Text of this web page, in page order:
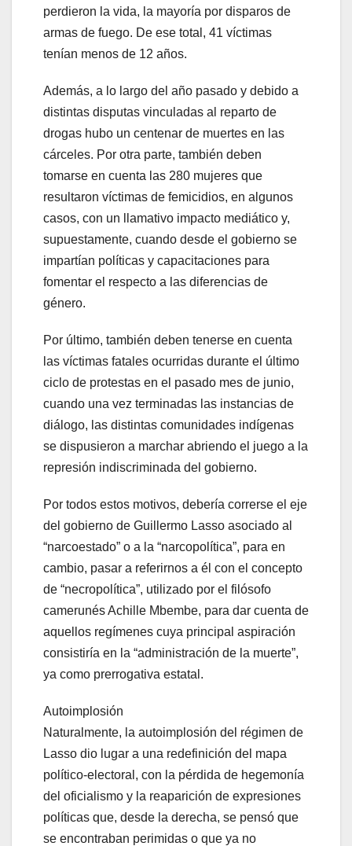
perdieron la vida, la mayoría por disparos de
armas de fuego. De ese total, 41 víctimas
tenían menos de 12 años.
Además, a lo largo del año pasado y debido a
distintas disputas vinculadas al reparto de
drogas hubo un centenar de muertes en las
cárceles. Por otra parte, también deben
tomarse en cuenta las 280 mujeres que
resultaron víctimas de femicidios, en algunos
casos, con un llamativo impacto mediático y,
supuestamente, cuando desde el gobierno se
impartían políticas y capacitaciones para
fomentar el respecto a las diferencias de
género.
Por último, también deben tenerse en cuenta
las víctimas fatales ocurridas durante el último
ciclo de protestas en el pasado mes de junio,
cuando una vez terminadas las instancias de
diálogo, las distintas comunidades indígenas
se dispusieron a marchar abriendo el juego a la
represión indiscriminada del gobierno.
Por todos estos motivos, debería correrse el eje
del gobierno de Guillermo Lasso asociado al
“narcoestado” o a la “narcopolítica”, para en
cambio, pasar a referirnos a él con el concepto
de “necropolítica”, utilizado por el filósofo
camerunés Achille Mbembe, para dar cuenta de
aquellos regímenes cuya principal aspiración
consistiría en la “administración de la muerte”,
ya como prerrogativa estatal.
Autoimplosión
Naturalmente, la autoimplosión del régimen de
Lasso dio lugar a una redefinición del mapa
político-electoral, con la pérdida de hegemonía
del oficialismo y la reaparición de expresiones
políticas que, desde la derecha, se pensó que
se encontraban perimidas o que ya no